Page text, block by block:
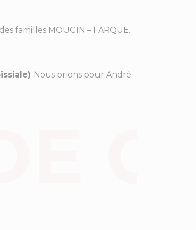
familles MOUGIN – FARQUE.
Nous prions pour André